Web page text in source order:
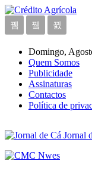
Domingo,
Quem Somos
Publicidade
Assinaturas
Contactos
Política de
Jornal